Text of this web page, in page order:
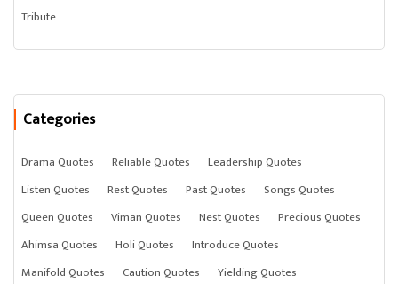
Tribute
Categories
Drama Quotes Reliable Quotes
Leadership Quotes
Listen Quotes
Rest Quotes Past Quotes
Songs Quotes
Queen Quotes
Viman Quotes Nest Quotes
Precious Quotes
Ahimsa Quotes
Holi Quotes
Introduce Quotes
Manifold Quotes
Caution Quotes Yielding Quotes